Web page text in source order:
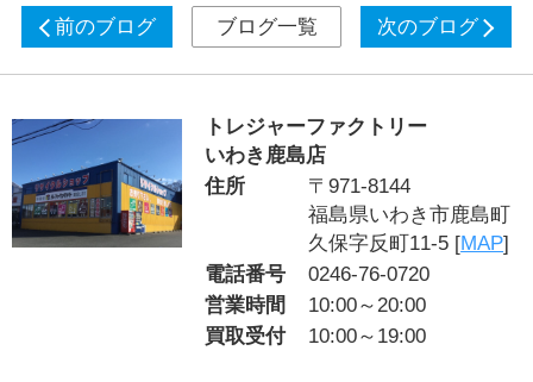
前のブログ ブログ一覧 次のブログ
トレジャーファクトリー
いわき鹿島店
住所
〒971-8144
福島県いわき市鹿島町
久保字反町11-5 [MAP]
電話番号
0246-76-0720
営業時間
10:00～20:00
買取受付
10:00～19:00